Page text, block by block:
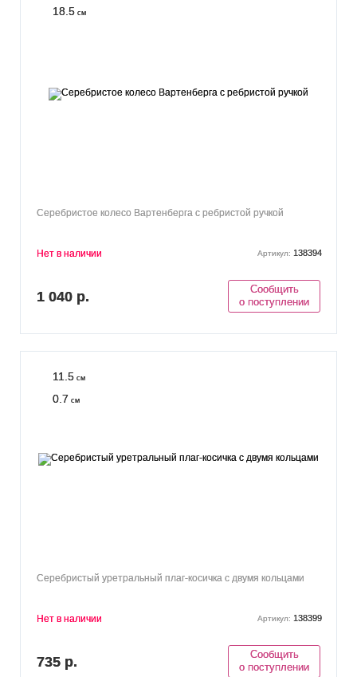
18.5 см
Серебристое колесо Вартенберга с ребристой ручкой
Нет в наличии Артикул: 138394
1 040 р.
Сообщить
о поступлении
11.5 см
0.7 см
Серебристый уретральный плаг-косичка с двумя кольцами
Нет в наличии Артикул: 138399
735 р.
Сообщить
о поступлении